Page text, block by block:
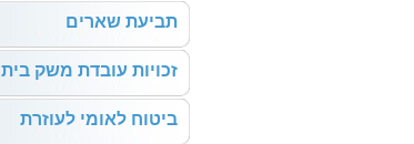
תביעת שארים
זכויות עובדת משק בית
ביטוח לאומי לעוזרת